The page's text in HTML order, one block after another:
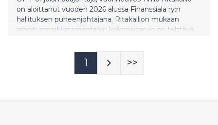
on aloittanut vuoden 2026 alussa Finanssiala ry:n
hallituksen puheenjohtajana. Ritakallion mukaan
rahoitusmarkkinasääntelyn kokonaisarvio on tehtävä
jotta rahoituksen saatavuus ja kilpailukyky paranevat.
Hän painottaa, että kaikessa sääntelyssä pitää
1 >>